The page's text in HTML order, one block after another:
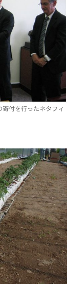
付を行ったネタフィ